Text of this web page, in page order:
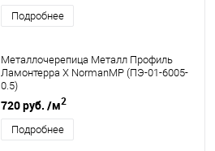
Подробнее
Металлочерепица Металл Профиль
Ламонтерра X NormanMP (ПЭ-01-6005-
0.5)
720 руб. /м2
Подробнее